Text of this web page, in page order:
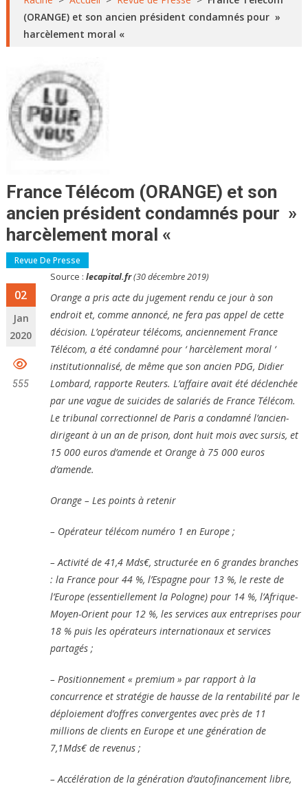
(ORANGE) et son ancien président condamnés pour »
harcèlement moral «
France Télécom (ORANGE) et son
ancien président condamnés pour »
harcèlement moral «
Revue De Presse
02
Jan
2020
555
Source :lecapital.fr(30 décembre 2019)
Orange a pris acte du jugement rendu ce jour à son
endroit et, comme annoncé, ne fera pas appel de cette
décision. L’opérateur télécoms, anciennement France
Télécom, a été condamné pour ‘ harcèlement moral ‘
institutionnalisé, de même que son ancien PDG, Didier
Lombard, rapporte Reuters. L’affaire avait été déclenchée
par une vague de suicides de salariés de France Télécom.
Le tribunal correctionnel de Paris a condamné l’ancien-
dirigeant à un an de prison, dont huit mois avec sursis, et
15 000 euros d’amende et Orange à 75 000 euros
d’amende.
Orange – Les points à retenir
– Opérateur télécom numéro 1 en Europe ;
– Activité de 41,4 Mds€, structurée en 6 grandes branches
: la France pour 44 %, l’Espagne pour 13 %, le reste de
l’Europe (essentiellement la Pologne) pour 14 %, l’Afrique-
Moyen-Orient pour 12 %, les services aux entreprises pour
18 % puis les opérateurs internationaux et services
partagés ;
– Positionnement « premium » par rapport à la
concurrence et stratégie de hausse de la rentabilité par le
déploiement d’offres convergentes avec près de 11
millions de clients en Europe et une génération de
7,1Mds€ de revenus ;
– Accélération de la génération d’autofinancement libre,